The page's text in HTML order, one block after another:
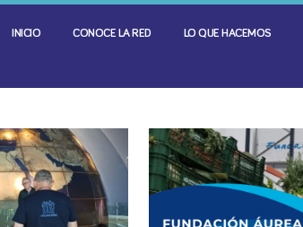
INICIO CONOCE LA RED LO QUE HACEMOS